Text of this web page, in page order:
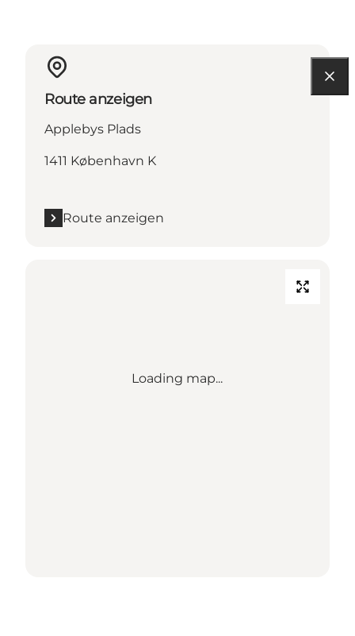
Route anzeigen
Applebys Plads
1411 København K
Route anzeigen
Loading map...